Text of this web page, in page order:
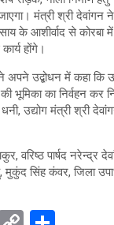
मंत्री श्री
के आशीर्वाद से कोरबा
होंगे।
उद्बोधन में कहा कि
भूमिका का निर्वहन
उद्योग मंत्री श्री
वरिष्ठ पार्षद
मुकुंद सिंह कंवर, जिला